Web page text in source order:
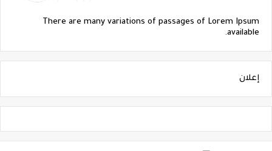
There are many variations of passages of Lorem Ipsum
available.
إعلان